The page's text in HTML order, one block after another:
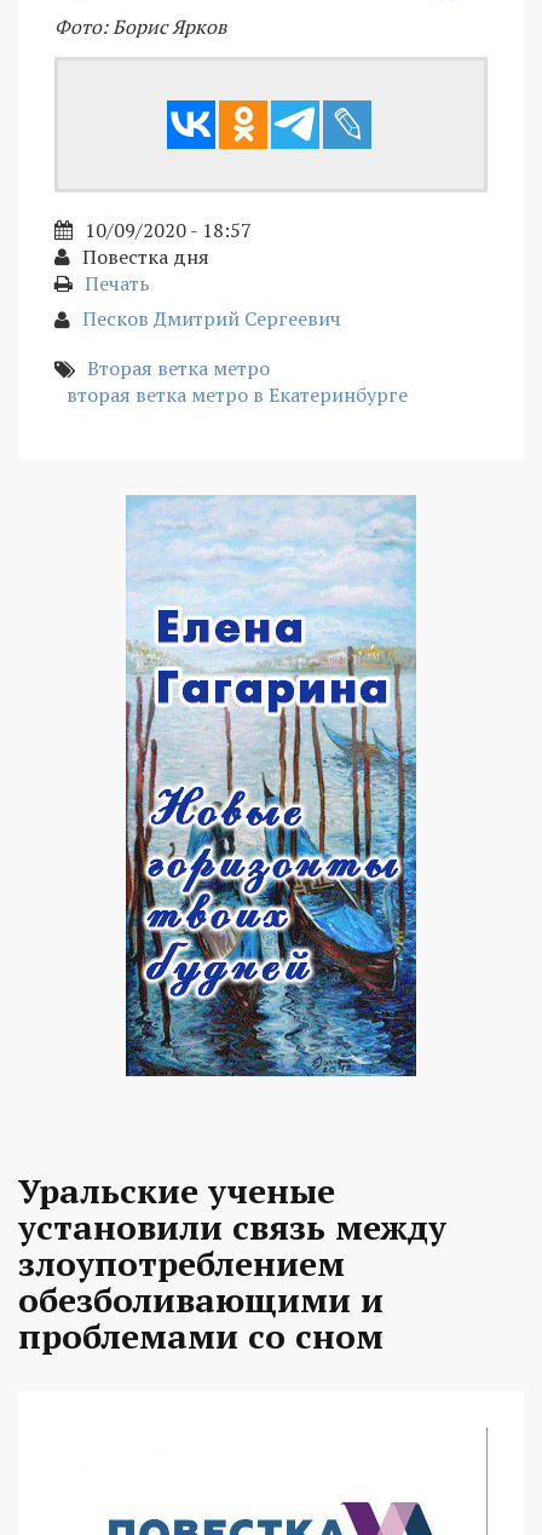
Фото: Борис Ярков
10/09/2020 - 18:57
Повестка дня
Печать
Песков Дмитрий Сергеевич
Вторая ветка метро
вторая ветка метро в Екатеринбурге
Уральские ученые
установили связь между
злоупотреблением
обезболивающими и
проблемами со сном